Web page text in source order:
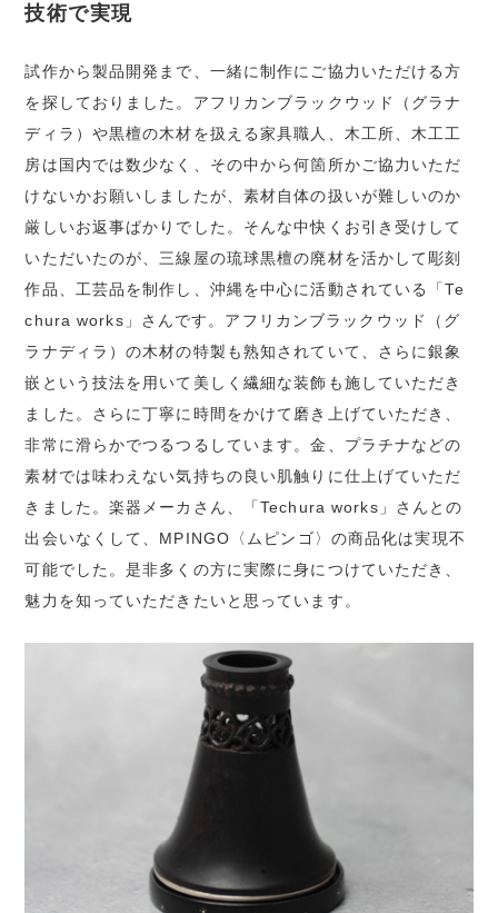
技術で実現
試作から製品開発まで、一緒に制作にご協力いただける方
を探しておりました。アフリカンブラックウッド（グラナ
ディラ）や黒檀の木材を扱える家具職人、木工所、木工工
房は国内では数少なく、その中から何箇所かご協力いただ
けないかお願いしましたが、素材自体の扱いが難しいのか
厳しいお返事ばかりでした。そんな中快くお引き受けして
いただいたのが、三線屋の琉球黒檀の廃材を活かして彫刻
作品、工芸品を制作し、沖縄を中心に活動されている「Te
chura works」さんです。アフリカンブラックウッド（グ
ラナディラ）の木材の特製も熟知されていて、さらに銀象
嵌という技法を用いて美しく繊細な装飾も施していただき
ました。さらに丁寧に時間をかけて磨き上げていただき、
非常に滑らかでつるつるしています。金、プラチナなどの
素材では味わえない気持ちの良い肌触りに仕上げていただ
きました。楽器メーカさん、「Techura works」さんとの
出会いなくして、MPINGO〈ムピンゴ〉の商品化は実現不
可能でした。是非多くの方に実際に身につけていただき、
魅力を知っていただきたいと思っています。